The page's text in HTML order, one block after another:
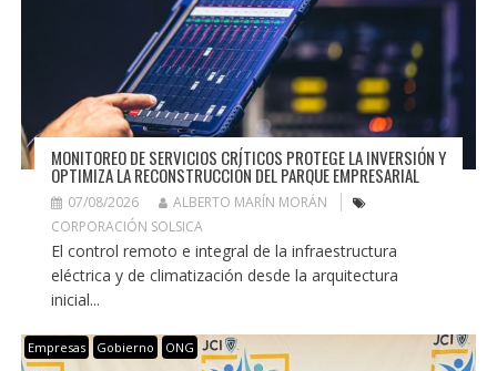
MONITOREO DE SERVICIOS CRÍTICOS PROTEGE LA INVERSIÓN Y
OPTIMIZA LA RECONSTRUCCIÓN DEL PARQUE EMPRESARIAL
07/08/2026
ALBERTO MARÍN MORÁN
CORPORACIÓN SOLSICA
El control remoto e integral de la infraestructura
eléctrica y de climatización desde la arquitectura
inicial...
Empresas Gobierno ONG